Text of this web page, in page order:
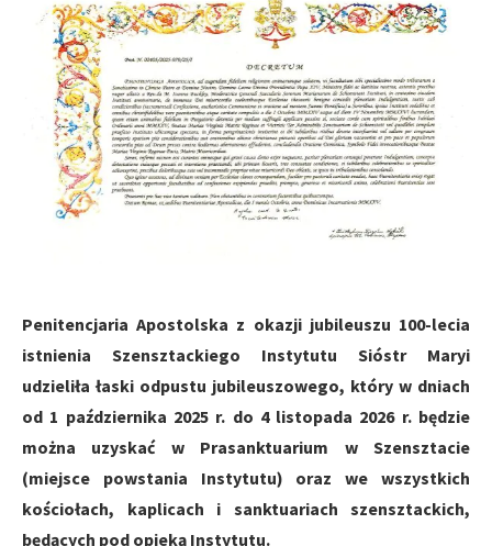
Penitencjaria Apostolska z okazji jubileuszu 100-lecia
istnienia Szensztackiego Instytutu Sióstr Maryi
udzieliła łaski odpustu jubileuszowego, który w dniach
od 1 października 2025 r. do 4 listopada 2026 r. będzie
można uzyskać w Prasanktuarium w Szensztacie
(miejsce powstania Instytutu) oraz we wszystkich
kościołach, kaplicach i sanktuariach szensztackich,
będących pod opieką Instytutu.